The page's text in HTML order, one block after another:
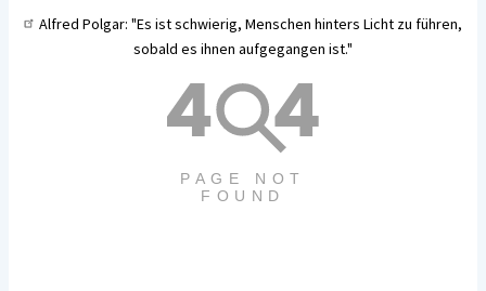
Alfred Polgar: "Es ist schwierig, Menschen hinters Licht zu führen,
sobald es ihnen aufgegangen ist."